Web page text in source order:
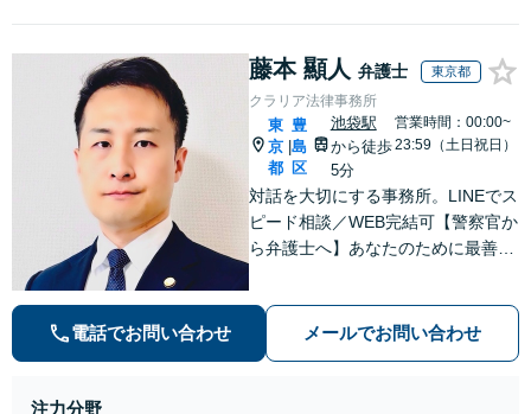
藤本 顯人 弁護士 東京都
クラリア法律事務所
東
京
都
豊
島
区
池袋駅
から徒歩
5分
営業時間：00:00~
23:59（土日祝日）
対話を大切にする事務所。LINEでス
ピード相談／WEB完結可【警察官か
ら弁護士へ】あなたのために最善の
婚などの民事から刑事事件まで幅広
く支援【完全個室】
電話でお問い合わせ メールでお問い合わせ
注力分野